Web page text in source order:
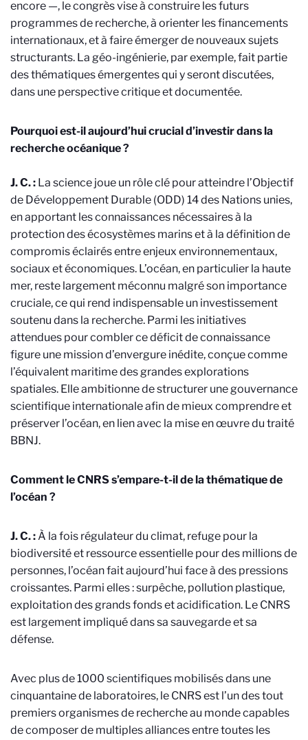
encore —, le congrès vise à construire les futurs
programmes de recherche, à orienter les financements
internationaux, et à faire émerger de nouveaux sujets
structurants. La géo-ingénierie, par exemple, fait partie
des thématiques émergentes qui y seront discutées,
dans une perspective critique et documentée.
Pourquoi est-il aujourd’hui crucial d’investir dans la
recherche océanique ?
J. C. : La science joue un rôle clé pour atteindre l’Objectif
de Développement Durable (ODD) 14 des Nations unies,
en apportant les connaissances nécessaires à la
protection des écosystèmes marins et à la définition de
compromis éclairés entre enjeux environnementaux,
sociaux et économiques. L’océan, en particulier la haute
mer, reste largement méconnu malgré son importance
cruciale, ce qui rend indispensable un investissement
soutenu dans la recherche. Parmi les initiatives
attendues pour combler ce déficit de connaissance
figure une mission d’envergure inédite, conçue comme
l’équivalent maritime des grandes explorations
spatiales. Elle ambitionne de structurer une gouvernance
scientifique internationale afin de mieux comprendre et
préserver l’océan, en lien avec la mise en œuvre du traité
BBNJ.
Comment le CNRS s’empare-t-il de la thématique de
l’océan ?
J. C. :À la fois régulateur du climat, refuge pour la
biodiversité et ressource essentielle pour des millions de
personnes, l’océan fait aujourd’hui face à des pressions
croissantes. Parmi elles : surpêche, pollution plastique,
exploitation des grands fonds et acidification. Le CNRS
est largement impliqué dans sa sauvegarde et sa
défense.
Avec plus de 1000 scientifiques mobilisés dans une
cinquantaine de laboratoires, le CNRS est l’un des tout
premiers organismes de recherche au monde capables
de composer de multiples alliances entre toutes les